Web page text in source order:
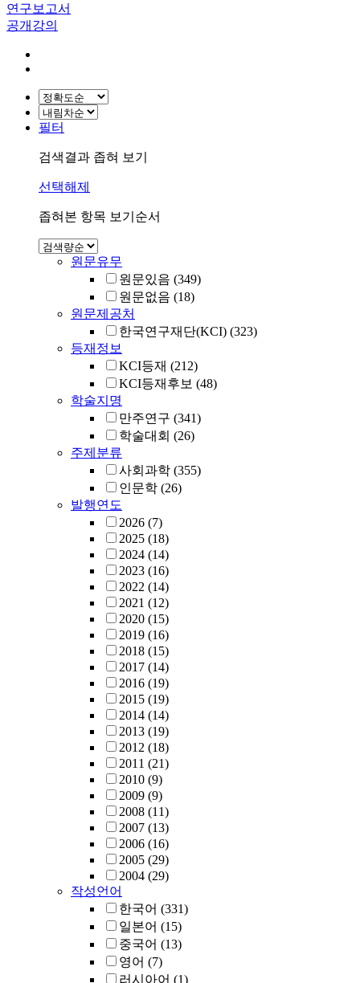
연구보고서
공개강의
필터
검색결과 좁혀 보기
선택해제
좁혀본 항목 보기순서
원문유무
원문있음 (349)
원문없음 (18)
원문제공처
한국연구재단(KCI) (323)
등재정보
KCI등재 (212)
KCI등재후보 (48)
학술지명
만주연구 (341)
학술대회 (26)
주제분류
사회과학 (355)
인문학 (26)
발행연도
2026 (7)
2025 (18)
2024 (14)
2023 (16)
2022 (14)
2021 (12)
2020 (15)
2019 (16)
2018 (15)
2017 (14)
2016 (19)
2015 (19)
2014 (14)
2013 (19)
2012 (18)
2011 (21)
2010 (9)
2009 (9)
2008 (11)
2007 (13)
2006 (16)
2005 (29)
2004 (29)
작성언어
한국어 (331)
일본어 (15)
중국어 (13)
영어 (7)
러시아어 (1)